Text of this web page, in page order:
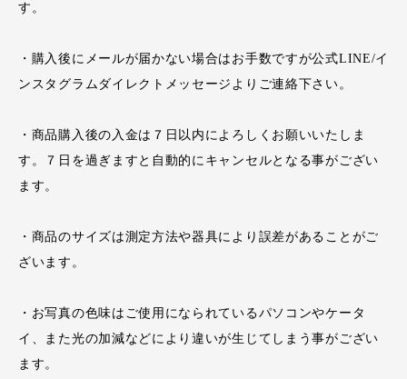
す。
・購入後にメールが届かない場合はお手数ですが公式LINE/イ
ンスタグラムダイレクトメッセージよりご連絡下さい。
・商品購入後の入金は７日以内によろしくお願いいたしま
す。７日を過ぎますと自動的にキャンセルとなる事がござい
ます。
・商品のサイズは測定方法や器具により誤差があることがご
ざいます。
・お写真の色味はご使用になられているパソコンやケータ
イ、また光の加減などにより違いが生じてしまう事がござい
ます。